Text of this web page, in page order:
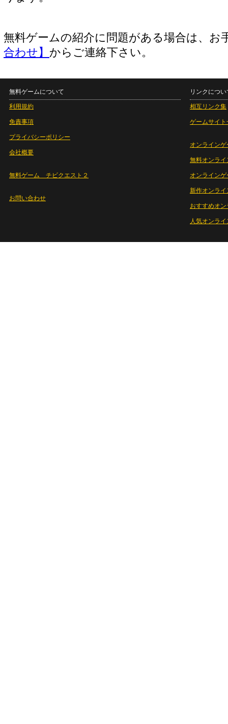
無料ゲームの紹介に問題がある場合は、お
合わせ】 からご連絡下さい。
無料ゲームについて
利用規約
免責事項
プライバシーポリシー
会社概要
無料ゲーム チビクエスト２
お問い合わせ
リンクについ
相互リンク集
ゲームサイト
オンラインゲ
無料オンライ
オンライン
新作オンライ
おすすめオ
人気オンラ